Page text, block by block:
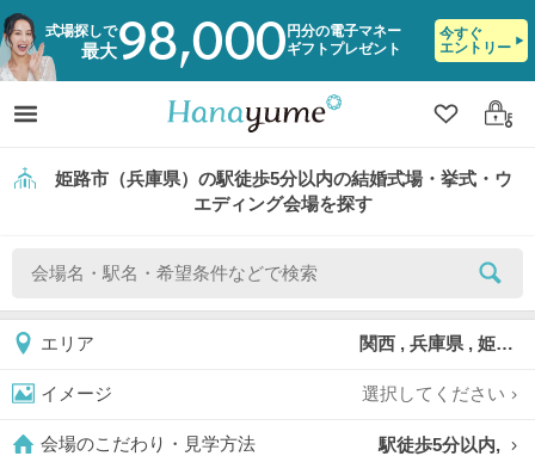
式場探しで
最大98,000 円分の電子マネー
ギフトプレゼント
今すぐ
エントリー
クリップ
ログ
姫路市（兵庫県）の駅徒歩5分以内の結婚式場・挙式・ウ
エディング会場を探す
エリア 関西 , 兵庫県 , 姫路市
イメージ 選択してください
会場のこだわり・見学方法 駅徒歩5分以内,